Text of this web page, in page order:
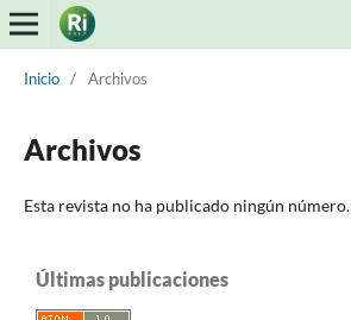
Inicio / Archivos
Archivos
Esta revista no ha publicado ningún número.
Últimas publicaciones